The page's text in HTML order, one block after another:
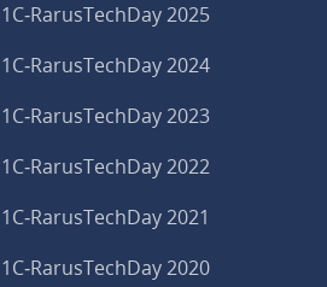
1C‑RarusTechDay 2025
1C‑RarusTechDay 2024
1C‑RarusTechDay 2023
1C‑RarusTechDay 2022
1C‑RarusTechDay 2021
1C‑RarusTechDay 2020